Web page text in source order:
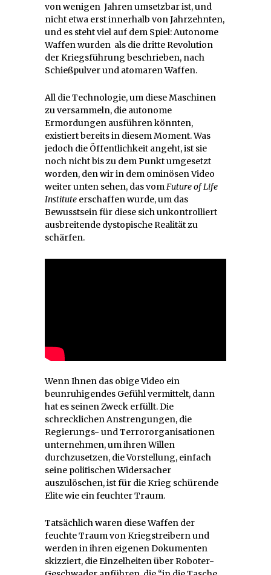
von wenigen Jahren umsetzbar ist, und
nicht etwa erst innerhalb von Jahrzehnten,
und es steht viel auf dem Spiel: Autonome
Waffen wurden als die dritte Revolution
der Kriegsführung beschrieben, nach
Schießpulver und atomaren Waffen.
All die Technologie, um diese Maschinen
zu versammeln, die autonome
Ermordungen ausführen könnten,
existiert bereits in diesem Moment. Was
jedoch die Öffentlichkeit angeht, ist sie
noch nicht bis zu dem Punkt umgesetzt
worden, den wir in dem ominösen Video
weiter unten sehen, das vomFuture of Life
Institute erschaffen wurde, um das
Bewusstsein für diese sich unkontrolliert
ausbreitende dystopische Realität zu
schärfen.
Wenn Ihnen das obige Video ein
beunruhigendes Gefühl vermittelt, dann
hat es seinen Zweck erfüllt. Die
schrecklichen Anstrengungen, die
Regierungs- und Terrororganisationen
unternehmen, um ihren Willen
durchzusetzen, die Vorstellung, einfach
seine politischen Widersacher
auszulöschen, ist für die Krieg schürende
Elite wie ein feuchter Traum.
Tatsächlich waren diese Waffen der
feuchte Traum von Kriegstreibern und
werden in ihren eigenen Dokumenten
skizziert, die Einzelheiten über Roboter-